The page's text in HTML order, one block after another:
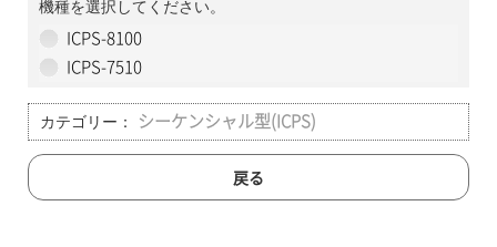
機種を選択してください。
ICPS-8100
ICPS-7510
カテゴリー： シーケンシャル型(ICPS)
戻る